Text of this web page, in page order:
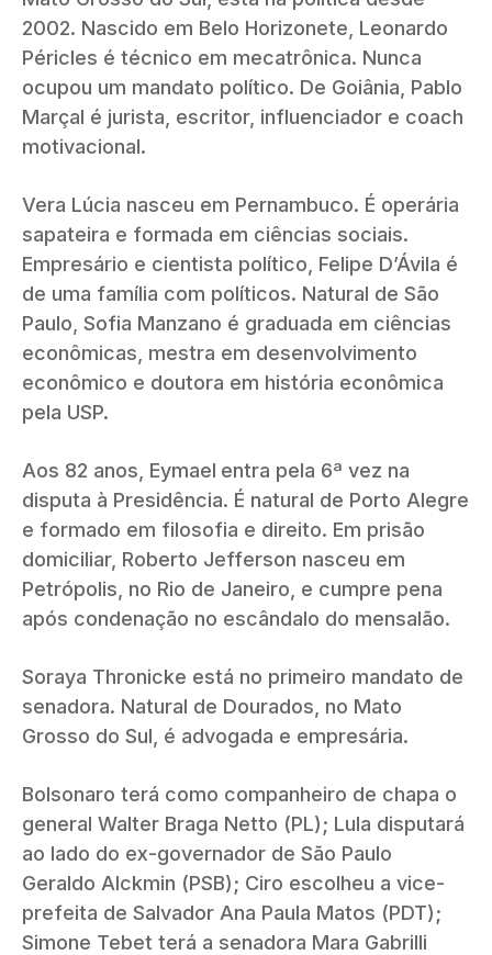
2002. Nascido em Belo Horizonete, Leonardo
Péricles é técnico em mecatrônica. Nunca
ocupou um mandato político. De Goiânia, Pablo
Marçal é jurista, escritor, influenciador e coach
motivacional.
Vera Lúcia nasceu em Pernambuco. É operária
sapateira e formada em ciências sociais.
Empresário e cientista político, Felipe D’Ávila é
de uma família com políticos. Natural de São
Paulo, Sofia Manzano é graduada em ciências
econômicas, mestra em desenvolvimento
econômico e doutora em história econômica
pela USP.
Aos 82 anos, Eymael entra pela 6ª vez na
disputa à Presidência. É natural de Porto Alegre
e formado em filosofia e direito. Em prisão
domiciliar, Roberto Jefferson nasceu em
Petrópolis, no Rio de Janeiro, e cumpre pena
após condenação no escândalo do mensalão.
Soraya Thronicke está no primeiro mandato de
senadora. Natural de Dourados, no Mato
Grosso do Sul, é advogada e empresária.
Bolsonaro terá como companheiro de chapa o
general Walter Braga Netto (PL); Lula disputará
ao lado do ex-governador de São Paulo
Geraldo Alckmin (PSB); Ciro escolheu a vice-
prefeita de Salvador Ana Paula Matos (PDT);
Simone Tebet terá a senadora Mara Gabrilli